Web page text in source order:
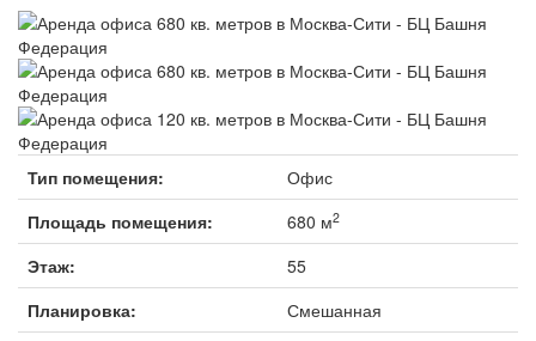
Тип помещения:
Офис
Площадь помещения:
680 м2
Этаж:
55
Планировка:
Смешанная